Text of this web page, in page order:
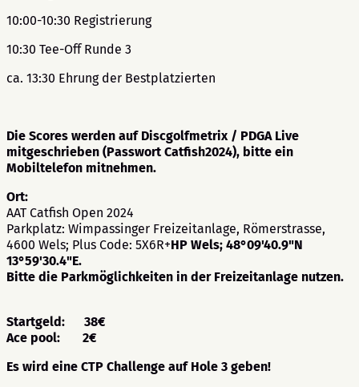
10:00-10:30 Registrierung
10:30 Tee-Off Runde 3
ca. 13:30 Ehrung der Bestplatzierten
Die Scores werden auf Discgolfmetrix / PDGA Live
mitgeschrieben (Passwort Catfish2024), bitte ein
Mobiltelefon mitnehmen.
Ort:
AAT Catfish Open 2024
Parkplatz: Wimpassinger Freizeitanlage, Römerstrasse,
4600 Wels; Plus Code: 5X6R+HP Wels; 48°09'40.9"N
13°59'30.4"E.
Bitte die Parkmöglichkeiten in der Freizeitanlage nutzen.
Startgeld: 38€
Ace pool: 2€
Es wird eine CTP Challenge auf Hole 3 geben!